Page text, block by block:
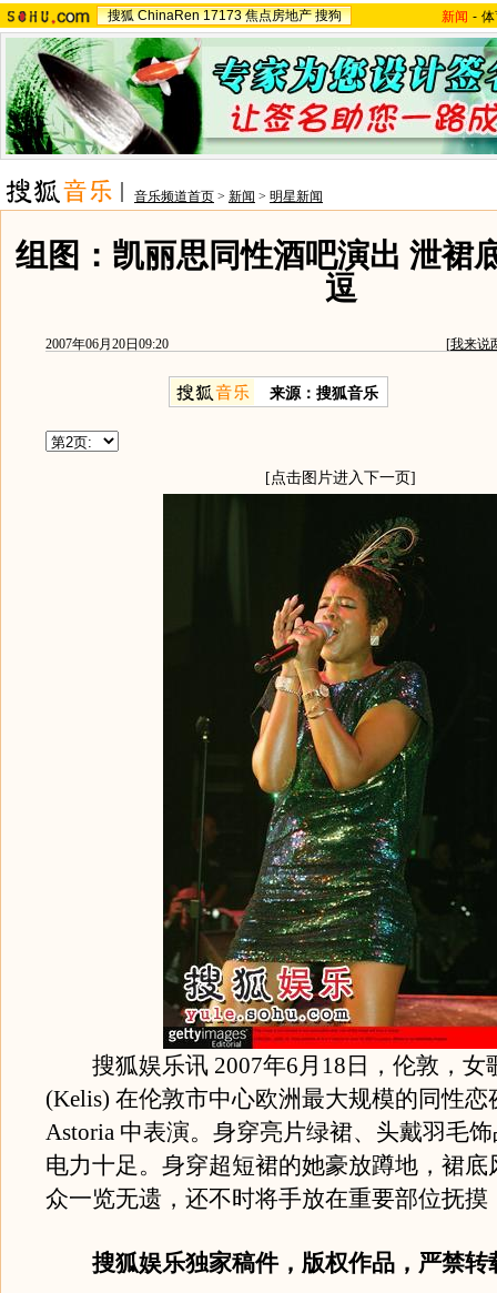
搜狐 ChinaRen 17173 焦点房地产 搜狗 新闻 -
音乐频道首页 > 新闻 > 明星新闻
组图：凯丽思同性酒吧演出 泄裙
逗
2007年06月20日09:20 [我来说
来源：搜狐音乐
[点击图片进入下一页]
搜狐娱乐讯 2007年6月18日，伦敦，女
(Kelis) 在伦敦市中心欧洲最大规模的同性恋
Astoria 中表演。身穿亮片绿裙、头戴羽毛
电力十足。身穿超短裙的她豪放蹲地，裙底
众一览无遗，还不时将手放在重要部位抚摸
搜狐娱乐独家稿件，版权作品，严禁转